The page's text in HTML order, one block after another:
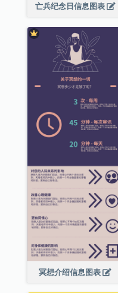
亡兵纪念日信息图表
冥想介绍信息图表